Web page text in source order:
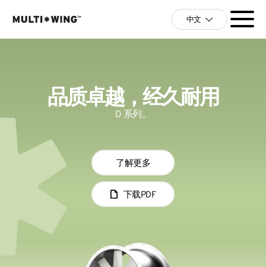
中文
品质卓越，经久耐用
D 系列。
了解更多
下载PDF